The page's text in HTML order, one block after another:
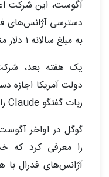
آگوست، این شرکت
به مبلغ سالانه ۱ دلار منعقد کرده است.
دولت آمریکا اجازه
ربات گفتگو Claude را با ۱ دلار می‌دهد.
را معرفی کرد که